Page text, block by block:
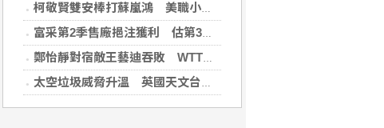
柯敬賢雙安棒打蘇嵐鴻 美職小聯盟台灣內戰教士贏
富采第2季售廠挹注獲利 估第3季營收下滑
鄭怡靜對宿敵王藝迪吞敗 WTT橫濱冠軍戰止步16強
太空垃圾威脅升溫 英國天文台緊盯4.6萬塊碎片